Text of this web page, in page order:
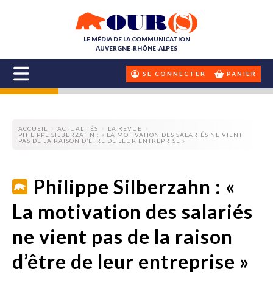
LE MÉDIA DE LA COMMUNICATION
AUVERGNE-RHÔNE-ALPES
SE CONNECTER PANIER
ACCUEIL ACTUALITÉS
LA REVUE
PHILIPPE SILBERZAHN : « LA MOTIVATION DES SALARIÉS NE VIENT
PAS DE LA RAISON D’ÊTRE DE LEUR ENTREPRISE »
Philippe Silberzahn : «
La motivation des salariés
ne vient pas de la raison
d’être de leur entreprise »